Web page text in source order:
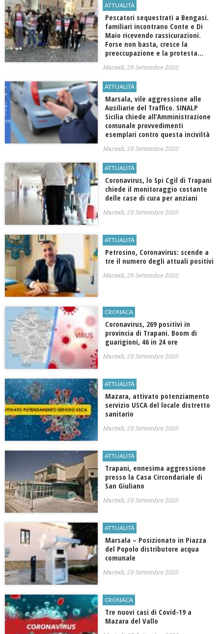
ATTUALITÀ
Pescatori sequestrati a Bengasi.
familiari incontrano Conte e Di
Maio ricevendo rassicurazioni.
Forse non basta, cresce la
preoccupazione e la protesta…
Martedì, 29 Settembre 2020
ATTUALITÀ
Marsala, vile aggressione alle
Ausiliarie del Traffico. SINALP
Sicilia chiede all’Amministrazione
comunale provvedimenti
esemplari contro questa inciviltà
Martedì, 29 Settembre 2020
ATTUALITÀ
Coronavirus, lo Spi Cgil di Trapani
chiede il monitoraggio costante
delle case di cura per anziani
Martedì, 29 Settembre 2020
ATTUALITÀ
Petrosino, Coronavirus: scende a
tre il numero degli attuali positivi
Martedì, 29 Settembre 2020
CRONACA
Coronavirus, 269 positivi in
provincia di Trapani. Boom di
guarigioni, 46 in 24 ore
Martedì, 29 Settembre 2020
ATTUALITÀ
Mazara, attivato potenziamento
servizio USCA del locale distretto
sanitario
Martedì, 29 Settembre 2020
ATTUALITÀ
Trapani, ennesima aggressione
presso la Casa Circondariale di
San Giuliano
Martedì, 29 Settembre 2020
ATTUALITÀ
Marsala – Posizionato in Piazza
del Popolo distributore acqua
comunale
Martedì, 29 Settembre 2020
CRONACA
Tre nuovi casi di Covid-19 a
Mazara del Vallo